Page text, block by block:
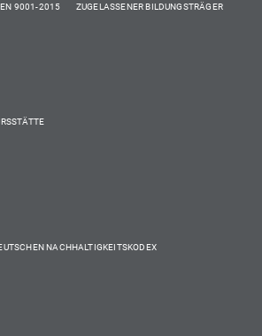
EN 9001-2015 ZUGELASSENER BILDUNGSTRÄGER
NACHHALTIGKEITSKODEX